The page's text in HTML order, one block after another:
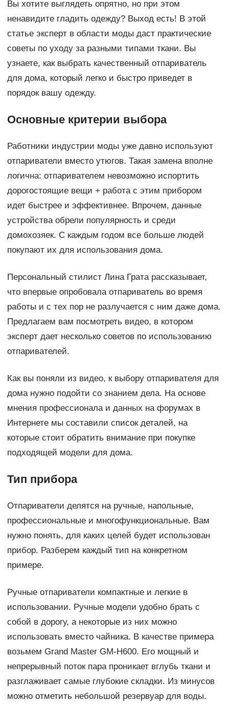
Вы хотите выглядеть опрятно, но при этом
ненавидите гладить одежду? Выход есть! В этой
статье эксперт в области моды даст практические
советы по уходу за разными типами ткани. Вы
узнаете, как выбрать качественный отпариватель
для дома, который легко и быстро приведет в
порядок вашу одежду.
Основные критерии выбора
Работники индустрии моды уже давно используют
отпариватели вместо утюгов. Такая замена вполне
логична: отпаривателем невозможно испортить
дорогостоящие вещи + работа с этим прибором
идет быстрее и эффективнее. Впрочем, данные
устройства обрели популярность и среди
домохозяек. С каждым годом все больше людей
покупают их для использования дома.
Персональный стилист Лина Грата рассказывает,
что впервые опробовала отпариватель во время
работы и с тех пор не разлучается с ним даже дома.
Предлагаем вам посмотреть видео, в котором
эксперт дает несколько советов по использованию
отпаривателей.
Как вы поняли из видео, к выбору отпаривателя для
дома нужно подойти со знанием дела. На основе
мнения профессионала и данных на форумах в
Интернете мы составили список деталей, на
которые стоит обратить внимание при покупке
подходящей модели для дома.
Тип прибора
Отпариватели делятся на ручные, напольные,
профессиональные и многофункциональные. Вам
нужно понять, для каких целей будет использован
прибор. Разберем каждый тип на конкретном
примере.
Ручные отпариватели компактные и легкие в
использовании. Ручные модели удобно брать с
собой в дорогу, а некоторые из них можно
использовать вместо чайника. В качестве примера
возьмем Grand Master GM-H600. Его мощный и
непрерывный поток пара проникает вглубь ткани и
разглаживает самые глубокие складки. Из минусов
можно отметить небольшой резервуар для воды.